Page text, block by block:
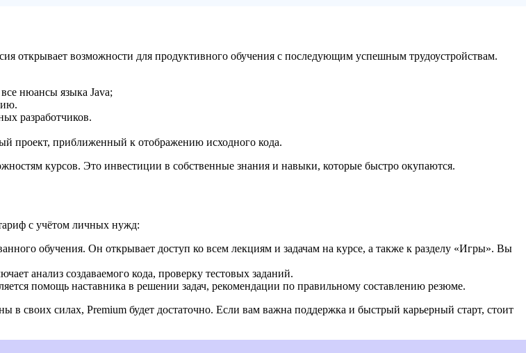
открывает возможности для продуктивного обучения с последующим успешным трудоустройствам.
нюансы языка Java;
разработчиков.
проект, приближенный к отображению исходного кода.
курсов. Это инвестиции в собственные знания и навыки, которые быстро окупаются.
с учётом личных нужд:
обучения. Он открывает доступ ко всем лекциям и задачам на курсе, а также к разделу «Игры». Вы
анализ создаваемого кода, проверку тестовых заданий.
помощь наставника в решении задач, рекомендации по правильному составлению резюме.
своих силах, Premium будет достаточно. Если вам важна поддержка и быстрый карьерный старт, стоит